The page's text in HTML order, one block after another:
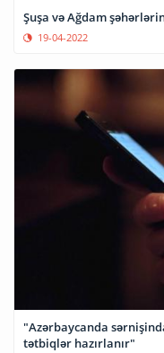
Şuşa və Ağdam
19-04-2022
"Azərbaycanda
tətbiqlər hazırlanır"